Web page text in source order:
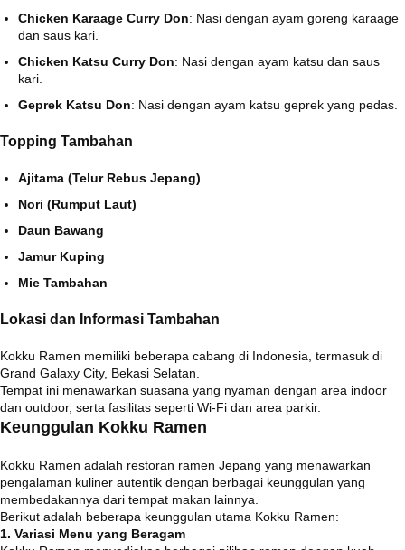
Chicken Karaage Curry Don: Nasi dengan ayam goreng karaage
dan saus kari.
Chicken Katsu Curry Don: Nasi dengan ayam katsu dan saus
kari.
Geprek Katsu Don: Nasi dengan ayam katsu geprek yang pedas.
Topping Tambahan
Ajitama (Telur Rebus Jepang)
Nori (Rumput Laut)
Daun Bawang
Jamur Kuping
Mie Tambahan
Lokasi dan Informasi Tambahan
Kokku Ramen memiliki beberapa cabang di Indonesia, termasuk di
Grand Galaxy City, Bekasi Selatan.
Tempat ini menawarkan suasana yang nyaman dengan area indoor
dan outdoor, serta fasilitas seperti Wi-Fi dan area parkir.
Keunggulan Kokku Ramen
Kokku Ramen adalah restoran ramen Jepang yang menawarkan
pengalaman kuliner autentik dengan berbagai keunggulan yang
membedakannya dari tempat makan lainnya.
Berikut adalah beberapa keunggulan utama Kokku Ramen:​
1. Variasi Menu yang Beragam